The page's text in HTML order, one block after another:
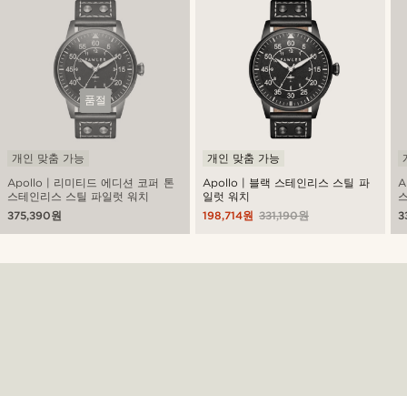
품절
Apollo | 리미티드 에디션 코퍼 톤
스테인리스 스틸 파일럿 워치
개인 맞춤 가능
375,390원
Apollo | 블랙 스테인리스 스틸 파
일럿 워치
개인 맞춤 가능
331,190원
198,714원